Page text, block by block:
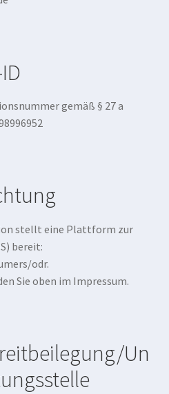
gemäß § 27 a
stellt eine Plattform zur
bereit:
odr.
Sie oben im Impressum.
Un